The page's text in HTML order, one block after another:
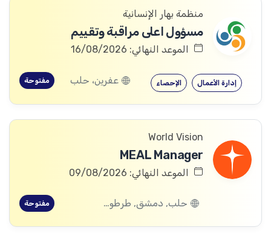
منظمة بهار الإنسانية
مسؤول اعلى مراقبة وتقييم
الموعد النهائي: 16/08/2026
الإحصاء إدارة الأعمال عفرين، حلب مفتوحة
World Vision
MEAL Manager
الموعد النهائي: 09/08/2026
حلب, دمشق, طرطوس, ريف دمشق, ديرالزور, درعا, السويداء, إدلب, القنيطرة, اللاذقية, الرقة, حمص, الحسكة, حماة مفتوحة